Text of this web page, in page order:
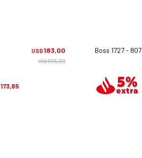
USD183,00
USD305,00
173,85
Boss 1727 - 807